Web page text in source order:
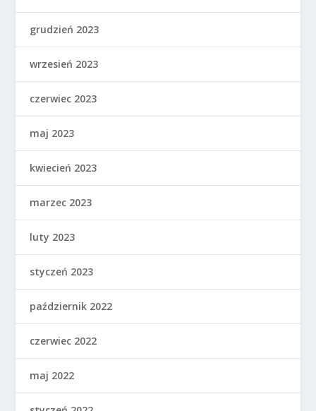
grudzień 2023
wrzesień 2023
czerwiec 2023
maj 2023
kwiecień 2023
marzec 2023
luty 2023
styczeń 2023
październik 2022
czerwiec 2022
maj 2022